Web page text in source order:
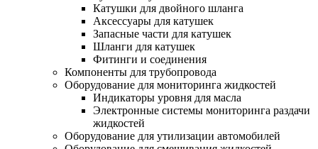
Катушки для двойного шланга
Аксессуары для катушек
Запасные части для катушек
Шланги для катушек
Фитинги и соединения
Компоненты для трубопровода
Оборудование для мониторинга жидкостей
Индикаторы уровня для масла
Электронные системы мониторинга раздачи
жидкостей
Оборудование для утилизации автомобилей